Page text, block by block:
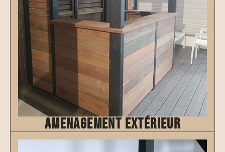
amenagement extérieur